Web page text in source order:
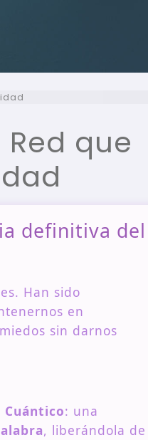
que
definitiva del
Han sido
en
sin darnos
: una
, liberándola de